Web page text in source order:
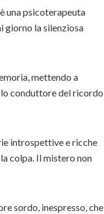
una psicoterapeuta
giorno la silenziosa
mettendo a
conduttore del ricordo
introspettive e ricche
colpa. Il mistero non
sordo, inespresso, che